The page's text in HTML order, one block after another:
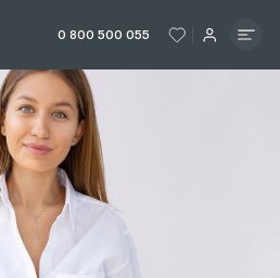
0 800 500 055 ЧИТАТИ ІСТОРІЮ
ЧИТАТИ